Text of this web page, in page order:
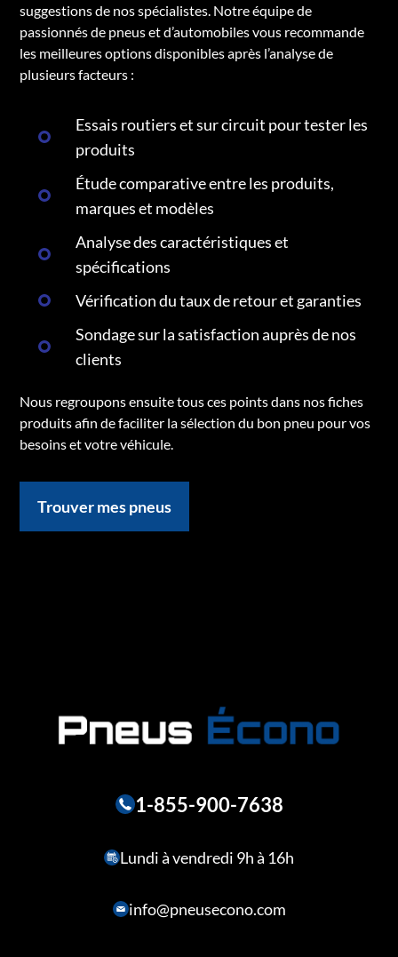
suggestions de nos spécialistes. Notre équipe de
passionnés de pneus et d’automobiles vous recommande
les meilleures options disponibles après l’analyse de
plusieurs facteurs :
Essais routiers et sur circuit pour tester les
produits
Étude comparative entre les produits,
marques et modèles
Analyse des caractéristiques et
spécifications
Vérification du taux de retour et garanties
Sondage sur la satisfaction auprès de nos
clients
Nous regroupons ensuite tous ces points dans nos fiches
produits afin de faciliter la sélection du bon pneu pour vos
besoins et votre véhicule.
Trouver mes pneus
1-855-900-7638
Lundi à vendredi 9h à 16h
info@pneusecono.com